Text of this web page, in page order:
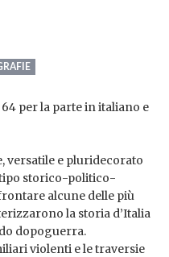
per la parte in italiano e
versatile e pluridecorato
storico-politico-
alcune delle più
la storia d’Italia
dopoguerra.
violenti e le traversie